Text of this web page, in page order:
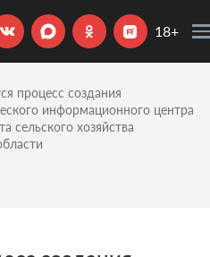
18+
процесс создания
информационного центра
сельского хозяйства